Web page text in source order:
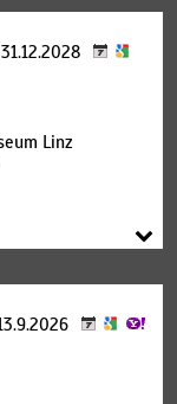
Linz